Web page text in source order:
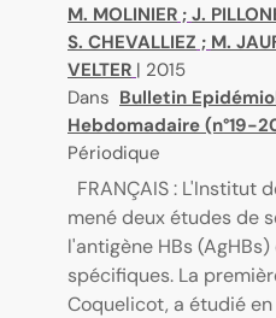
M. MOLINIER ; J.
S. CHEVALLIEZ ; M.
VELTER | 2015
Dans Bulletin
Hebdomadaire (n°19-
Périodique
FRANÇAIS : L'Institut
mené deux études de
l'antigène HBs
spécifiques. La
Coquelicot, a étudié en